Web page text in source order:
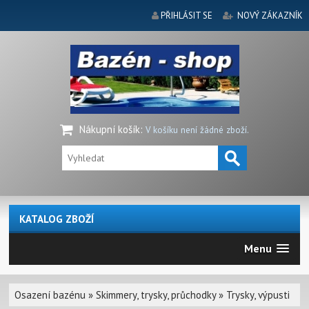
PŘIHLÁSIT SE NOVÝ ZÁKAZNÍK
Nákupní košík: V košíku není žádné zboží.
KATALOG ZBOŽÍ
Menu
Osazení bazénu »Skimmery, trysky, průchodky» Trysky, výpusti